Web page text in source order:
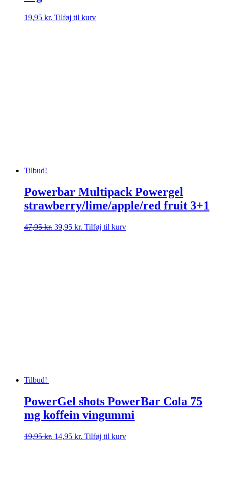
19,95 kr. Tilføj til kurv
Tilbud!
Powerbar Multipack Powergel
strawberry/lime/apple/red fruit 3+1
47,95kr. Den
39,95 kr. Den
Tilføj til kurv
Tilbud!
PowerGel shots PowerBar Cola 75
mg koffein vingummi
19,95kr. Den
14,95 kr. Den
Tilføj til kurv